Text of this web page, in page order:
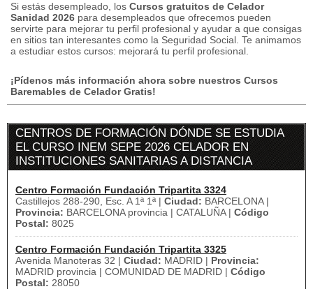
Si estás desempleado, los Cursos gratuitos de Celador
Sanidad 2026 para desempleados que ofrecemos pueden
servirte para mejorar tu perfil profesional y ayudar a que consigas
en sitios tan interesantes como la Seguridad Social. Te animamos
a estudiar estos cursos: mejorará tu perfil profesional.
¡Pídenos más información ahora sobre nuestros Cursos
Baremables de Celador Gratis!
CENTROS DE FORMACIÓN DÓNDE SE ESTUDIA
EL CURSO INEM SEPE 2026 CELADOR EN
INSTITUCIONES SANITARIAS A DISTANCIA
Centro Formación Fundación Tripartita 3324
Castillejos 288-290, Esc. A 1ª 1ª | Ciudad: BARCELONA |
Provincia: BARCELONA provincia | CATALUÑA | Código
Postal: 8025
Centro Formación Fundación Tripartita 3325
Avenida Manoteras 32 | Ciudad: MADRID | Provincia:
MADRID provincia | COMUNIDAD DE MADRID | Código
Postal: 28050